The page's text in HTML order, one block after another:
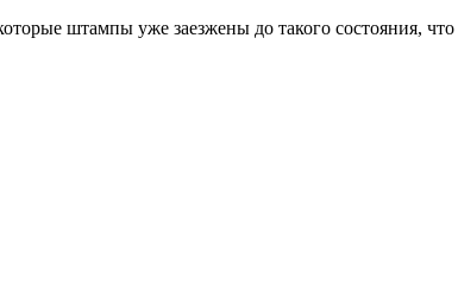
штампы уже заезжены до такого